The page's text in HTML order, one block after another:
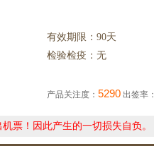
有效期限：90天
检验检疫：无
产品关注度：5290 出签率：
票！因此产生的一切损失自负。